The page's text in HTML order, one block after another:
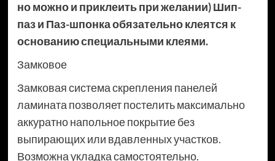
но можно и приклеить при желании) Шип-
паз и Паз-шпонка обязательно клеятся к
основанию специальными клеями.
Замковое
Замковая система скрепления панелей
ламината позволяет постелить максимально
аккуратно напольное покрытие без
выпирающих или вдавленных участков.
Возможна укладка самостоятельно.